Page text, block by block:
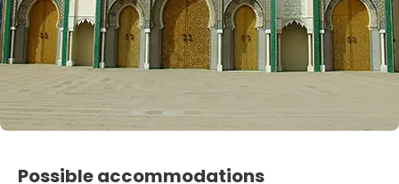
Possible accommodations